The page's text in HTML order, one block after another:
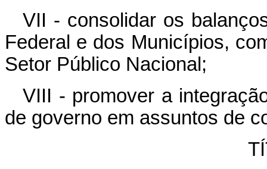
VII - consolidar os
Federal e dos Municípios,
Setor Público Nacional;
VIII - promover a
de governo em assuntos de